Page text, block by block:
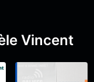
Vincent